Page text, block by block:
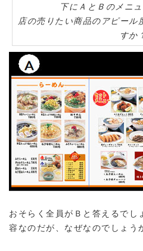
下にＡとＢのメニ
店の売りたい商品のアピール
すか
おそらく全員がＢと答えるでし
容なのだが、なぜなのでしょう